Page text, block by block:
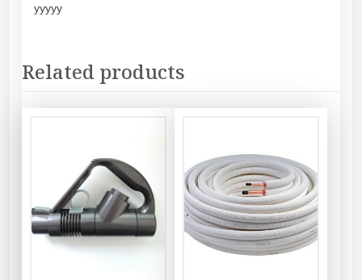
yyyyy
Related products